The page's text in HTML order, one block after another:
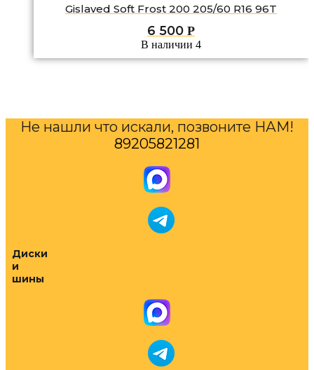
Gislaved Soft Frost 200 205/60 R16 96T
6 500 Р
В наличии 4
Не нашли что искали, позвоните НАМ!
89205821281
Диски
и
шины